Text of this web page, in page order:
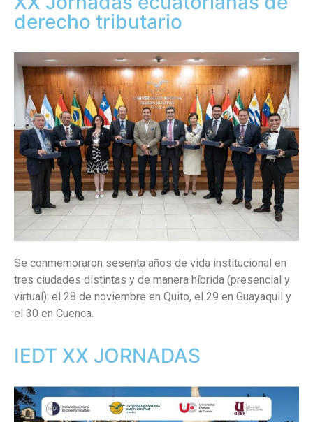
derecho tributario
Se conmemoraron sesenta años de vida institucional en
tres ciudades distintas y de manera híbrida (presencial y
virtual): el 28 de noviembre en Quito, el 29 en Guayaquil y
el 30 en Cuenca.
IEDT XX JORNADAS